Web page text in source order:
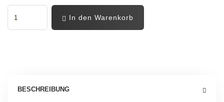
In den Warenkorb
BESCHREIBUNG